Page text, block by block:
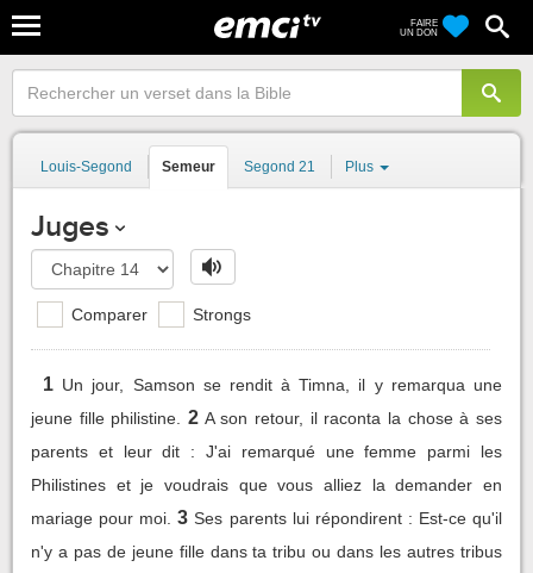
FAIRE
UN DON
Louis-Segond Semeur Segond 21 Plus
Juges
Comparer Strongs
1 Un jour, Samson se rendit à Timna, il y remarqua une
jeune fille philistine.
2 A son retour, il raconta la chose à ses
parents et leur dit : J'ai remarqué une femme parmi les
Philistines et je voudrais que vous alliez la demander en
mariage pour moi. 3 Ses parents lui répondirent : Est-ce qu'il
n'y a pas de jeune fille dans ta tribu ou dans les autres tribus